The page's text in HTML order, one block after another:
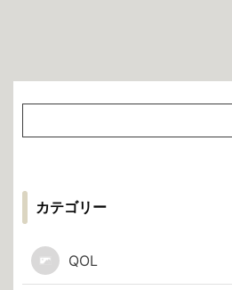
カテゴリー
QOL